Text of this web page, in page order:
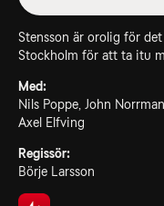
Stensson är orolig för
Stockholm för att ta itu
Med:
Nils Poppe, John
Axel Elfving
Regissör:
Börje Larsson